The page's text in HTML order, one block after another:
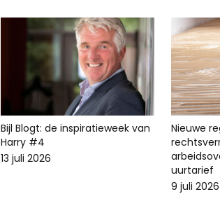
Bijl Blogt: de inspiratieweek van
Harry #4
13 juli 2026
Nieuwe
uurtarief
9 juli 2026